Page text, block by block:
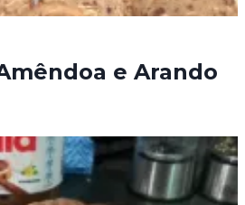
e Arando